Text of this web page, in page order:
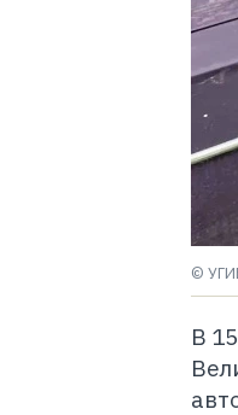
©
В